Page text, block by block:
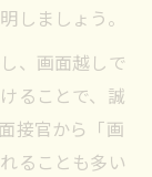
安解消ポイ
用事例紹
ビスのメリ
しましょう。
、画面越しで
ることで、誠
接官から「画
ることも多い